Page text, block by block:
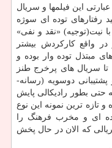
این فیلمها و سریال
رفتارهای توده ای سوژه
نیت(توجیه) «نقد و نفی»
در واقع كاركردش بیشتر
مبتذل توده وار بوده و
تا سریال های پرخرج طنز
تعاملی و پشتیبانی دوسویه (رسانه-
بطور رادیكالی پایش
تازه ترین نمونه این نوع
ای و مخرب فرهنگ را
كه الان در حال پخش